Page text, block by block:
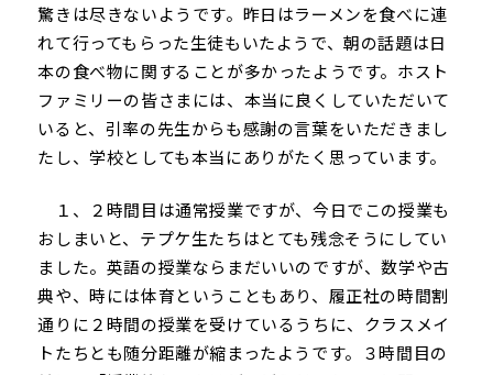
驚きは尽きないようです。昨日はラーメンを食べに連
れて行ってもらった生徒もいたようで、朝の話題は日
本の食べ物に関することが多かったようです。ホスト
ファミリーの皆さまには、本当に良くしていただいて
いると、引率の先生からも感謝の言葉をいただきまし
たし、学校としても本当にありがたく思っています。
１、２時間目は通常授業ですが、今日でこの授業も
おしまいと、テプケ生たちはとても残念そうにしてい
ました。英語の授業ならまだいいのですが、数学や古
典や、時には体育ということもあり、履正社の時間割
通りに２時間の授業を受けているうちに、クラスメイ
トたちとも随分距離が縮まったようです。３時間目の